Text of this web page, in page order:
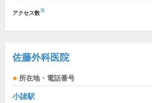
アクセス数※
佐藤外科医院
所在地・電話番号
小諸駅